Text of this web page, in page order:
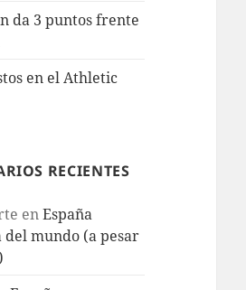
da 3 puntos frente
en el Athletic
RECIENTES
enEspaña
del mundo (a pesar